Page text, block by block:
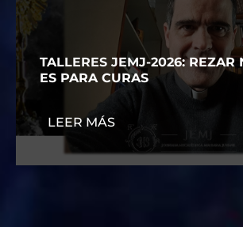
TALLERES JEMJ-2026: REZAR
ES PARA CURAS
LEER MÁS